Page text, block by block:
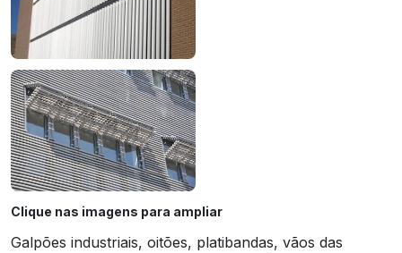
Clique nas imagens para ampliar
Galpões industriais, oitões, platibandas, vãos das